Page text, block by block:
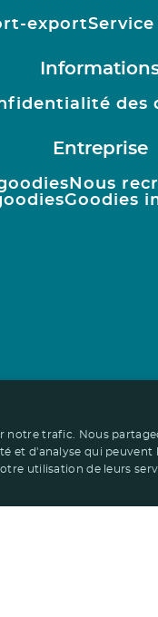
export
des
Entreprise
Nous
Goodies
notre trafic. Nous
et d'analyse qui peuvent
utilisation de leurs